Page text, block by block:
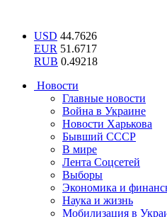
USD 44.7626
EUR 51.6717
RUB 0.49218
Новости
Главные новости
Война в Украине
Новости Харькова
Бывший СССР
В мире
Лента Соцсетей
Выборы
Экономика и
Наука и жизнь
Мобилизация в